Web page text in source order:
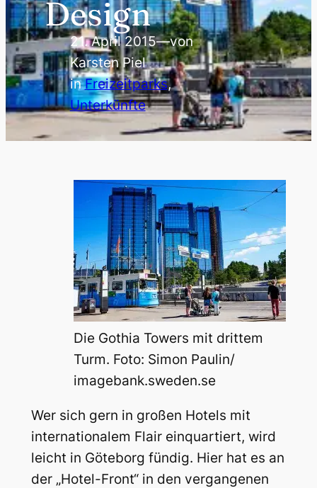
Design
21. April 2015—von
Karsten Piel
inFreizeitparks ,
Unterkünfte
Die Gothia Towers mit drittem
Turm. Foto: Simon Paulin/
imagebank.sweden.se
Wer sich gern in großen Hotels mit
internationalem Flair einquartiert, wird
leicht in Göteborg fündig. Hier hat es an
der „Hotel-Front“ in den vergangenen